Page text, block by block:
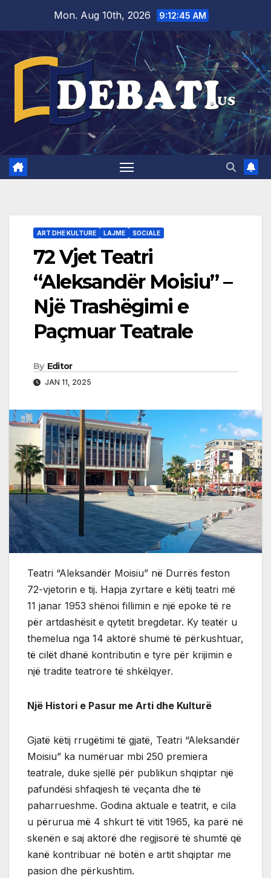
content
Mon. Aug 10th, 2026 9:12:46 AM
ART DHE KULTURE LAJME SOCIALE
72 Vjet Teatri
“Aleksandër Moisiu” –
Një Trashëgimi e
Paçmuar Teatrale
By Editor
JAN 11, 2025
Teatri “Aleksandër Moisiu” në Durrës feston
72-vjetorin e tij. Hapja zyrtare e këtij teatri më
11 janar 1953 shënoi fillimin e një epoke të re
për artdashësit e qytetit bregdetar. Ky teatër u
themelua nga 14 aktorë shumë të përkushtuar,
të cilët dhanë kontributin e tyre për krijimin e
një tradite teatrore të shkëlqyer.
Një Histori e Pasur me Arti dhe Kulturë
Gjatë këtij rrugëtimi të gjatë, Teatri “Aleksandër
Moisiu” ka numëruar mbi 250 premiera
teatrale, duke sjellë për publikun shqiptar një
pafundësi shfaqjesh të veçanta dhe të
paharrueshme. Godina aktuale e teatrit, e cila
u përurua më 4 shkurt të vitit 1965, ka parë në
skenën e saj aktorë dhe regjisorë të shumtë që
kanë kontribuar në botën e artit shqiptar me
pasion dhe përkushtim.